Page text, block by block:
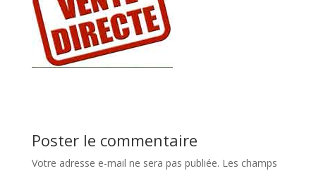
Poster le commentaire
Votre adresse e-mail ne sera pas publiée. Les champs